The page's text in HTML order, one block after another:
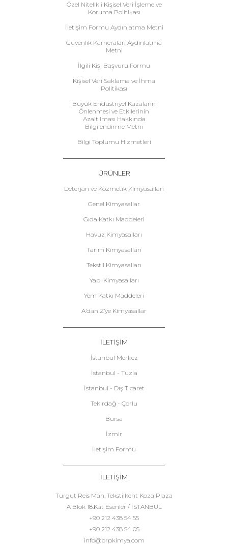
Özel Nitelikli Kişisel Veri İşleme ve
Koruma Politikası
İletişim Formu Aydınlatma Metni
Güvenlik Kameraları Aydınlatma
Metni
İlgili Kişi Başvuru Formu
Kişisel Veri Saklama ve İhma
Politikası
Büyük Endüstriyel Kazaların
Önlenmesi ve Etkilerinin
Azaltılması Hakkında
Bilgilendirme Metni
Bilgi Toplumu Hizmetleri
ÜRÜNLER
Deterjan ve Kozmetik Kimyasalları
Genel Kimyasallar
Gıda Katkı Maddeleri
Havuz Kimyasalları
Tarım Kimyasalları
Tekstil Kimyasalları
Yapı Kimyasalları
Yem Katkı Maddeleri
A’dan Z’ye Kimyasallar
İLETİŞİM
İstanbul Merkez
İstanbul - Tuzla
İstanbul - Dış Ticaret
Tekirdağ - Çorlu
Bursa
İzmir
İletişim Formu
İLETİŞİM
Turgut Reis Mah. Tekstilkent Koza Plaza
A Blok 18.Kat Esenler / İSTANBUL
+90 212 438 54 55
+90 212 438 54 05
info@brpkimya.com